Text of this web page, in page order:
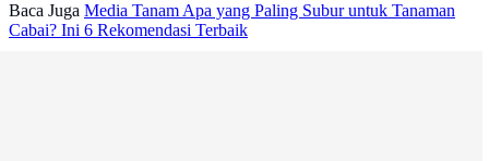
Baca Juga Media Tanam Apa yang Paling Subur untuk Tanaman
Cabai? Ini 6 Rekomendasi Terbaik